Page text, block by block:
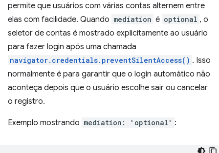
permite que usuários com várias contas alternem entre
elas com facilidade. Quando mediation é optional , o
seletor de contas é mostrado explicitamente ao usuário
para fazer login após uma chamada
navigator.credentials.preventSilentAccess() . Isso
normalmente é para garantir que o login automático não
aconteça depois que o usuário escolhe sair ou cancelar
o registro.
Exemplo mostrando mediation: 'optional' :